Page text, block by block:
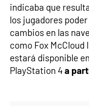
indicaba que
los jugadores
cambios en las
como Fox McCloud
estará disponible
PlayStation 4a